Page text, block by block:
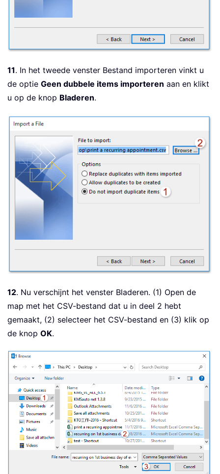
11. In het tweede venster Bestand importeren vinkt u
de optie Geen dubbele items importeren aan en klikt
u op de knop Bladeren.
12. Nu verschijnt het venster Bladeren. (1) Open de
map met het CSV-bestand dat u in deel 2 hebt
gemaakt, (2) selecteer het CSV-bestand en (3) klik op
de knop OK.